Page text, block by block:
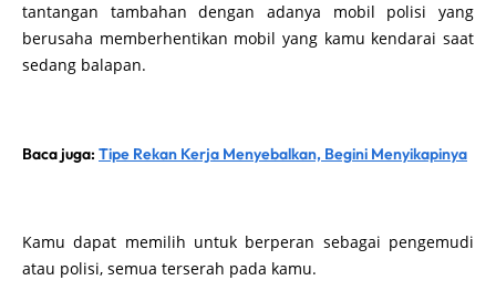
tantangan tambahan dengan adanya mobil polisi yang
berusaha memberhentikan mobil yang kamu kendarai saat
sedang balapan.
Baca juga: Tipe Rekan Kerja Menyebalkan, Begini Menyikapinya
Kamu dapat memilih untuk berperan sebagai pengemudi
atau polisi, semua terserah pada kamu.